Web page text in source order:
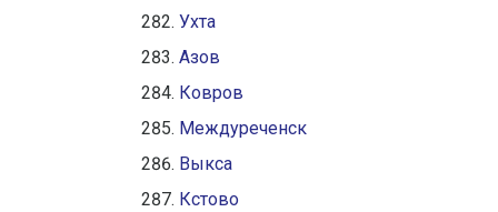
Ухта
Азов
Ковров
Междуреченск
Выкса
Кстово